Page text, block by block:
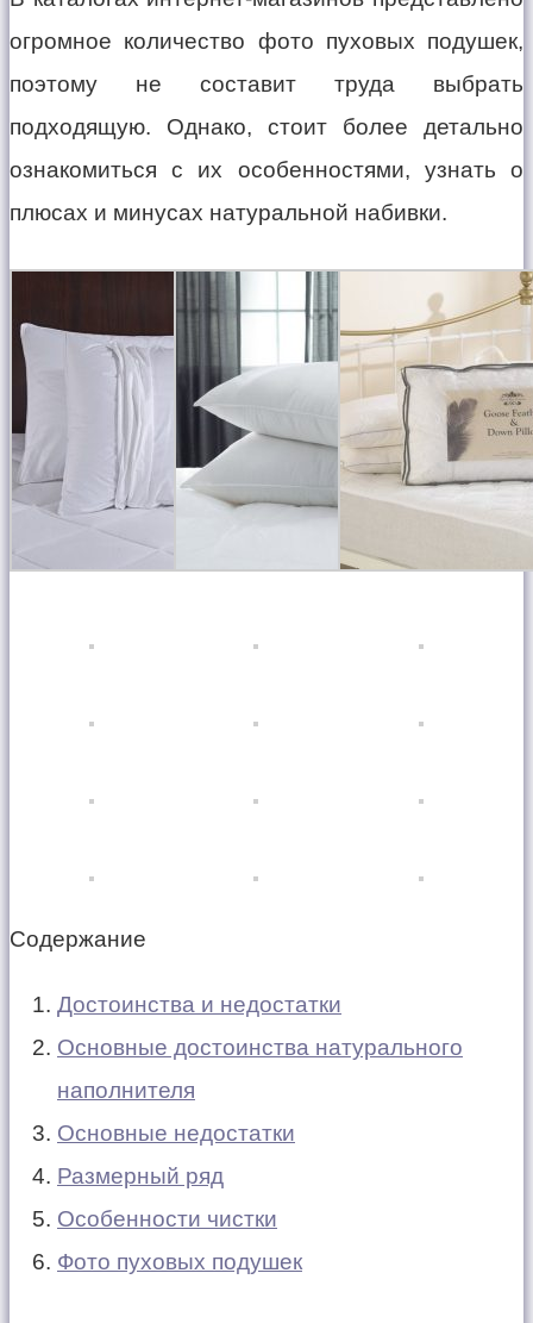
огромное количество фото пуховых подушек,
поэтому не составит труда выбрать
подходящую. Однако, стоит более детально
ознакомиться с их особенностями, узнать о
плюсах и минусах натуральной набивки.
Содержание
Достоинства и недостатки
Основные достоинства натурального
наполнителя
Основные недостатки
Размерный ряд
Особенности чистки
Фото пуховых подушек